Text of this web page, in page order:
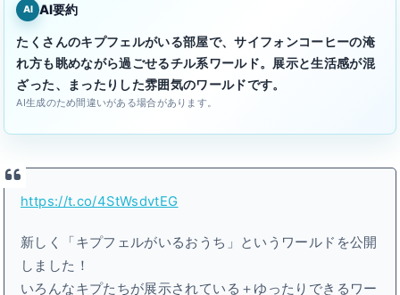
AI AI要約
たくさんのキプフェルがいる部屋で、サイフォンコーヒーの淹
れ方も眺めながら過ごせるチル系ワールド。展示と生活感が混
ざった、まったりした雰囲気のワールドです。
AI生成のため間違いがある場合があります。
https://t.co/4StWsdvtEG
新しく「キプフェルがいるおうち」というワールドを公開
しました！
いろんなキプたちが展示されている＋ゆったりできるワー